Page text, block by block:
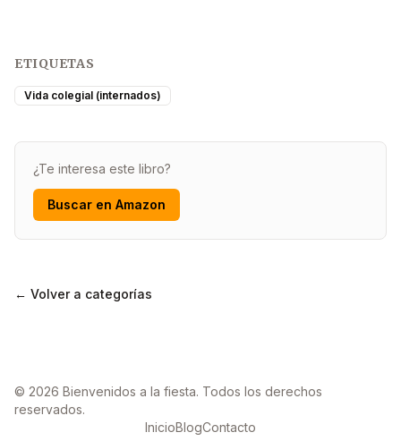
ETIQUETAS
Vida colegial (internados)
¿Te interesa este libro?
Buscar en Amazon
← Volver a categorías
© 2026 Bienvenidos a la fiesta. Todos los derechos
reservados.
InicioBlogContacto